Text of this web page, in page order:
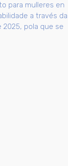
para mulleres en
a través da
2025, pola que se